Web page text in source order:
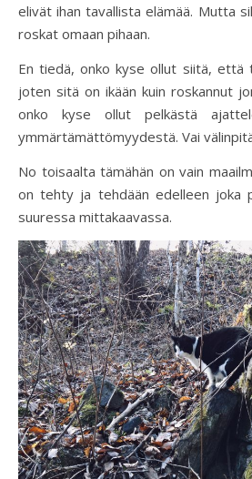
elivät ihan tavallista elämää. Mutta
roskat omaan pihaan.
En tiedä, onko kyse ollut siitä, että
joten sitä on ikään kuin roskannut
onko kyse ollut pelkästä
ymmärtämättömyydestä. Vai
No toisaalta tämähän on vain
on tehty ja tehdään edelleen joka
suuressa mittakaavassa.